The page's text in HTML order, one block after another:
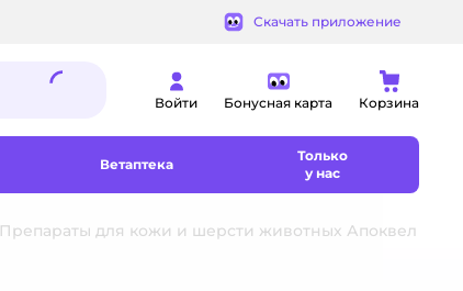
Скачать приложение
Войти Бонусная карта Корзина
Ветаптека
Только
у нас
Препараты для кожи и шерсти животных Апоквел